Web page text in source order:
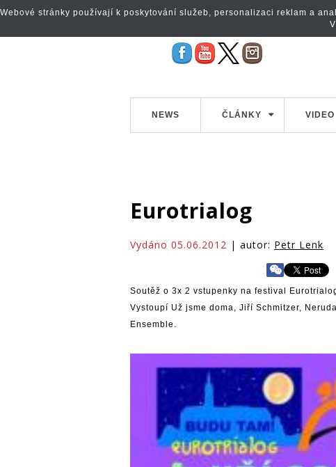
NEWS ČLÁNKY VIDEO
Eurotrialog
Vydáno 05.06.2012 | autor: Petr Lenk
Soutěž o 3x 2 vstupenky na festival
Vystoupí Už jsme doma, Jiří Schmitzer,
Ensemble.
Webové stránky používají k poskytování služeb, personalizaci reklam a